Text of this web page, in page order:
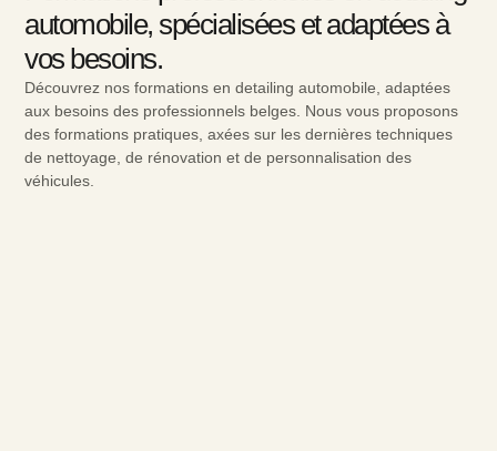
automobile, spécialisées et adaptées à
vos besoins.
Découvrez nos formations en detailing automobile, adaptées
aux besoins des professionnels belges. Nous vous proposons
des formations pratiques, axées sur les dernières techniques
de nettoyage, de rénovation et de personnalisation des
véhicules.